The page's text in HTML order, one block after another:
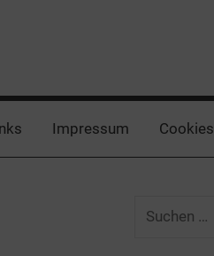
Impressum Cookies
Suchen